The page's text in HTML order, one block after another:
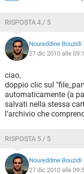
RISPOSTA 4 / 5
Noureddine Bouzidi
27 dic 2010 alle
ciao,
doppio clic sul
automaticamente (a
salvati nella stessa
l'archivio che
RISPOSTA 5 / 5
Noureddine Bouzidi
27 dic 2010 alle